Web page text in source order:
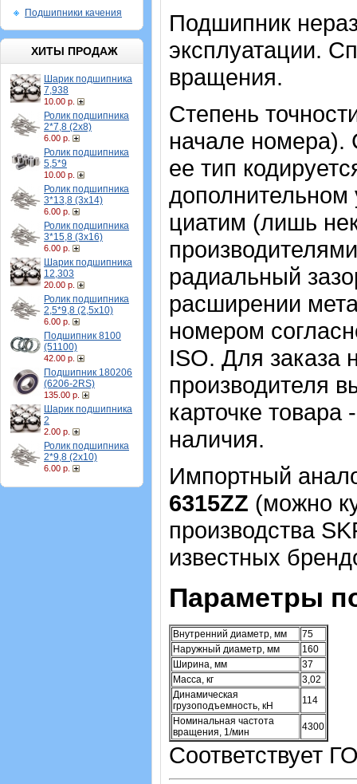
Подшипники качения
ХИТЫ ПРОДАЖ
Шарик подшипника
7,938
10.00 р.
Ролик подшипника
2*7,8 (2х8)
6.00 р.
Ролик подшипника
5,5*9
10.00 р.
Ролик подшипника
3*13,8 (3х14)
6.00 р.
Ролик подшипника
3*15,8 (3х16)
6.00 р.
Шарик подшипника
12,303
20.00 р.
Ролик подшипника
2,5*9,8 (2,5х10)
6.00 р.
Подшипник 8100
(51100)
42.00 р.
Подшипник 180206
(6206-2RS)
135.00 р.
Шарик подшипника
2
2.00 р.
Ролик подшипника
2*9,8 (2х10)
6.00 р.
Подшипник
эксплуатации.
вращения.
Степень
начале номера).
ее тип
дополнительном
циатим (лишь
радиальный
расширении
номером
ISO. Для заказа
производителя
карточке товара
наличия.
Импортный
6315ZZ (можно
производства
известных
Параметры
Внутренний диаметр, мм
75
Наружный диаметр, мм
160
Ширина, мм
37
Масса, кг
3,02
Динамическая
грузоподъемность, кН
114
Номинальная частота
вращения, 1/мин
4300
Соответствует